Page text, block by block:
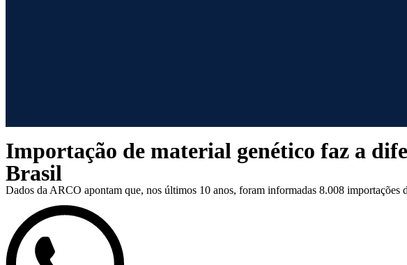
Importação de material genético faz a
Brasil
Dados da ARCO apontam que, nos últimos 10 anos, foram informadas 8.008